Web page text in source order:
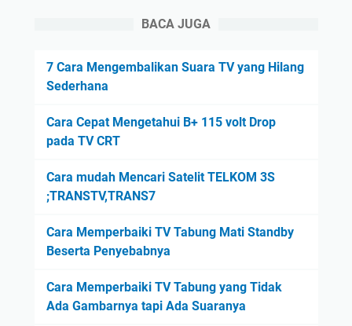
BACA JUGA
7 Cara Mengembalikan Suara TV yang Hilang
Sederhana
Cara Cepat Mengetahui B+ 115 volt Drop
pada TV CRT
Cara mudah Mencari Satelit TELKOM 3S
;TRANSTV,TRANS7
Cara Memperbaiki TV Tabung Mati Standby
Beserta Penyebabnya
Cara Memperbaiki TV Tabung yang Tidak
Ada Gambarnya tapi Ada Suaranya